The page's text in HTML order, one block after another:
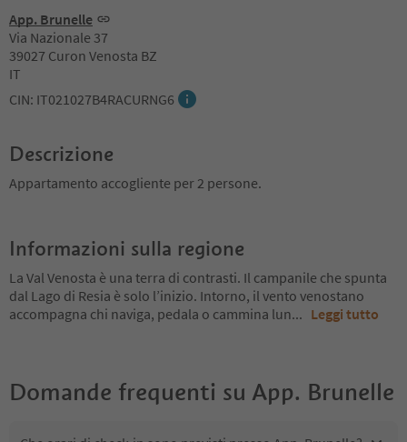
App. Brunelle
Via Nazionale 37
39027 Curon Venosta BZ
IT
CIN: IT021027B4RACURNG6
Descrizione
Appartamento accogliente per 2 persone.
Informazioni sulla regione
La Val Venosta è una terra di contrasti. Il campanile che spunta
dal Lago di Resia è solo l’inizio. Intorno, il vento venostano
accompagna chi naviga, pedala o cammina lun... Leggi tutto
Domande frequenti su App. Brunelle